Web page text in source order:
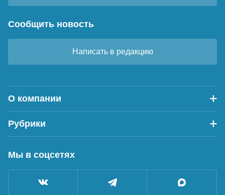
Сообщить новость
Написать в редакцию
О компании
Рубрики
Мы в соцсетях